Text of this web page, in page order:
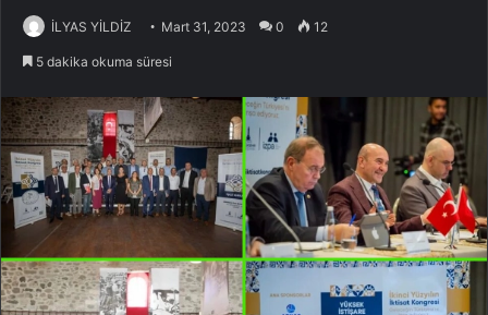
İLYAS YİLDİZ Mart 31, 2023 0 12
5 dakika okuma süresi